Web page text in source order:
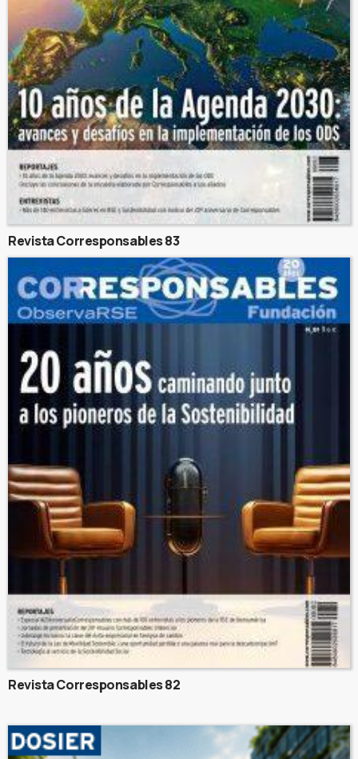
Revista Corresponsables 83
Revista Corresponsables 82